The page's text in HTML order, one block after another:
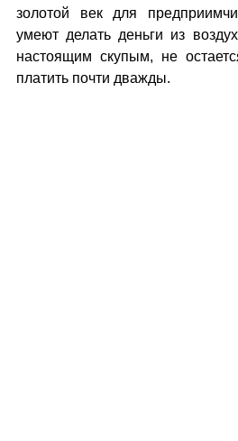
золотой век для
умеют делать деньги из
настоящим скупым, не
платить почти дважды.